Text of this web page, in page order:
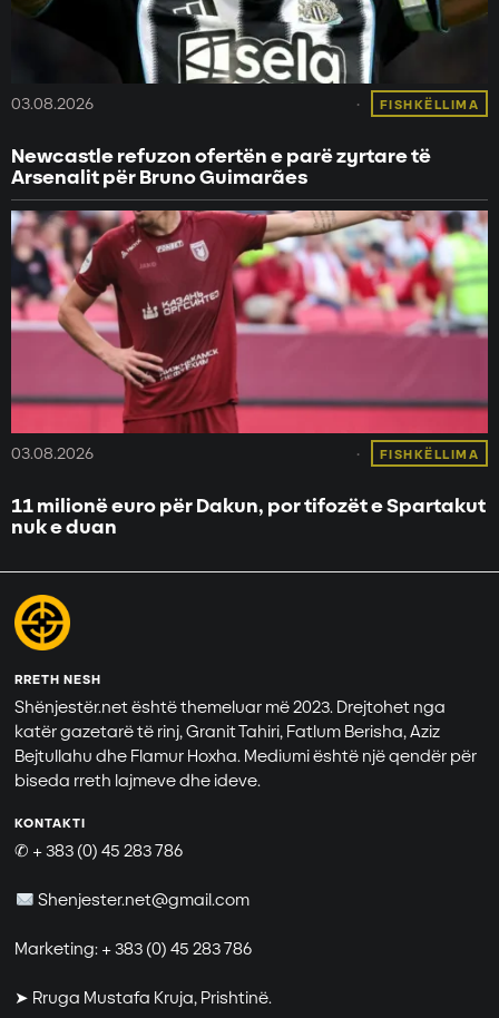
03.08.2026 FISHKËLLIMA
Newcastle refuzon ofertën e parë zyrtare të
Arsenalit për Bruno Guimarães
03.08.2026 FISHKËLLIMA
11 milionë euro për Dakun, por tifozët e Spartakut
nuk e duan
RRETH NESH
Shënjestër.net është themeluar më 2023. Drejtohet nga
katër gazetarë të rinj, Granit Tahiri, Fatlum Berisha, Aziz
Bejtullahu dhe Flamur Hoxha. Mediumi është një qendër për
biseda rreth lajmeve dhe ideve.
KONTAKTI
✆ + 383 (0) 45 283 786
Shenjester.net@gmail.com
Marketing: + 383 (0) 45 283 786
➤ Rruga Mustafa Kruja, Prishtinë.